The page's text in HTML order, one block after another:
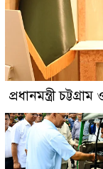
প্রধানমন্ত্রী